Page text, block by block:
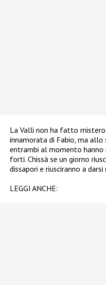
La Valli non ha fatto
innamorata di Fabio, ma
entrambi al momento
forti. Chissà se un giorno
dissapori e riusciranno a darsi
LEGGI ANCHE: